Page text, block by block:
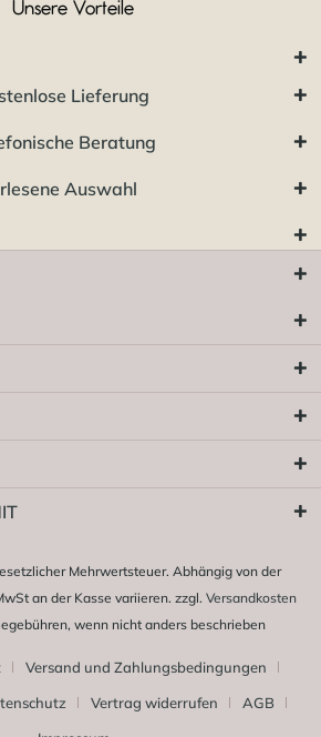
Unsere Vorteile
Lieferung
Beratung
Auswahl
Mehrwertsteuer. Abhängig von der
an der Kasse variieren. zzgl. Versandkosten
wenn nicht anders beschrieben
Versand und Zahlungsbedingungen
Vertrag widerrufen
AGB